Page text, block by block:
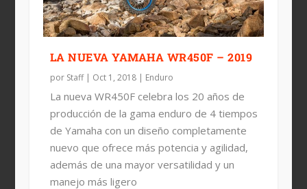
LA NUEVA YAMAHA WR450F – 2019
por Staff| Oct 1, 2018| Enduro
La nueva WR450F celebra los 20 años de
producción de la gama enduro de 4 tiempos
de Yamaha con un diseño completamente
nuevo que ofrece más potencia y agilidad,
además de una mayor versatilidad y un
manejo más ligero